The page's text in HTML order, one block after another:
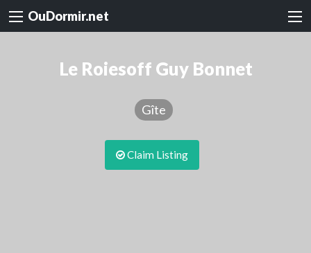
OuDormir.net
Le Roiesoff Guy Bonnet
Gîte
Claim Listing